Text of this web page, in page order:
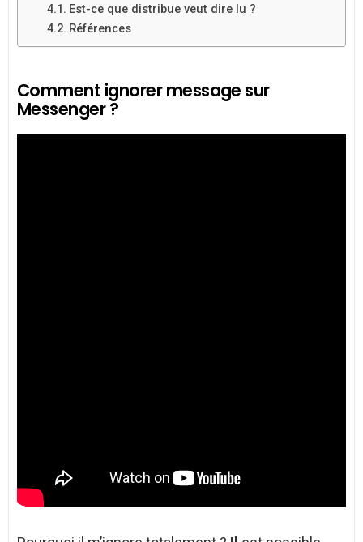
Est-ce que distribue veut dire lu ?
Références
Comment ignorer message sur
Messenger ?